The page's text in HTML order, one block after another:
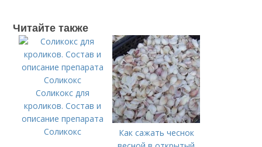
Читайте также
Соликокс для
кроликов. Состав и
описание препарата
Соликокс
Как сажать чеснок